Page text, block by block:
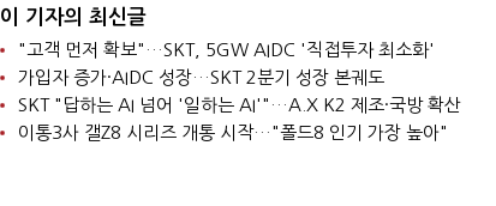
이 기자의 최신글
"고객 먼저 확보"…SKT, 5GW AIDC '직접투자 최소화'
가입자 증가·AIDC 성장…SKT 2분기 성장 본궤도
SKT "답하는 AI 넘어 '일하는 AI'"…A.X K2 제조·국방 확산
이통3사 갤Z8 시리즈 개통 시작…"폴드8 인기 가장 높아"